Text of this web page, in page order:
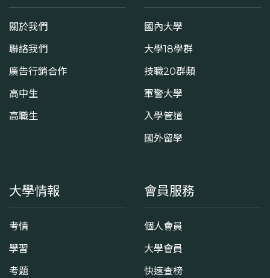
關於我們
聯絡我們
廣告行銷合作
高中生
高職生
國內大學
大學18學群
技職20群類
軍警大學
入學管道
國外留學
大學情報
考情
學習
考題
會員服務
個人會員
大學會員
快速查榜